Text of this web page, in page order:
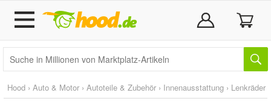
Hood › Auto & Motor › Autoteile & Zubehör › Innenausstattung › Lenkräder